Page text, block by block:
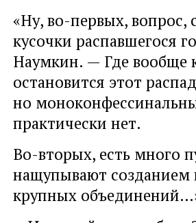
«Ну, во-первых, вопрос,
кусочки распавшегося
Наумкин. — Где вообще
остановится этот
но
практически нет.
Во-вторых, есть много
нащупывают созданием
крупных